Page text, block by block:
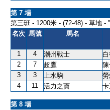
第 7 場
第三班 - 1200米 - (72-48) - 草地
名次 馬號 馬名
1 4 潮州戰士
2
7 超鷹
3
3 上水駒
4
11 活力之寶 卡
第 8 場